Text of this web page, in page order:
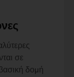
σε
δομή